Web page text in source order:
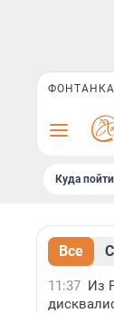
ФОНТАНКА
Куда
Все
11:37 Из